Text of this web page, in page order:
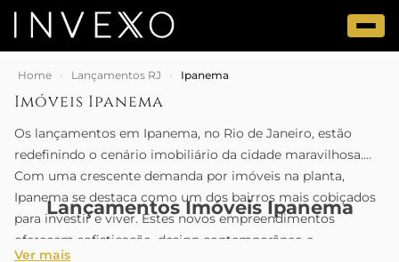
Home › Lançamentos RJ › Ipanema
Imóveis Ipanema
Os lançamentos em Ipanema, no Rio de Janeiro, estão
redefinindo o cenário imobiliário da cidade maravilhosa.
Com uma crescente demanda por imóveis na planta,
Ipanema se destaca como um dos bairros mais cobiçados
para investir e viver. Estes novos empreendimentos
oferecem sofisticação, design contemporâneo e
Lançamentos Imóveis Ipanema
Ver mais